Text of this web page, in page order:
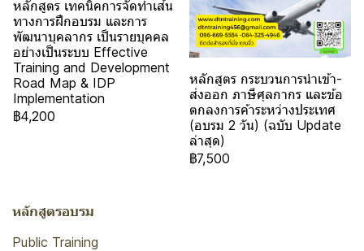
หลักสูตร เทคนิคการจัดทำเส้น
ทางการฝึกอบรม และการ
พัฒนาบุคลากร เป็นรายบุคคล
อย่างเป็นระบบ Effective
Training and Development
Road Map & IDP
Implementation
฿4,200
หลักสูตร กระบวนการนำเข้า-
ส่งออก ภาษีศุลกากร และข้อ
ตกลงการค้าระหว่างประเทศ
(อบรม 2 วัน) (ฉบับ Update
ล่าสุด)
฿7,500
หลักสูตรอบรม
Public Training